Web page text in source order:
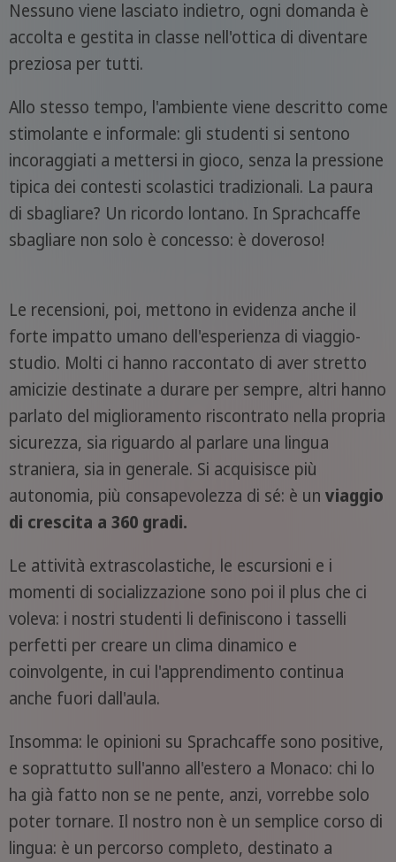
Nessuno viene lasciato indietro, ogni domanda è
accolta e gestita in classe nell'ottica di diventare
preziosa per tutti.
Allo stesso tempo, l'ambiente viene descritto come
stimolante e informale: gli studenti si sentono
incoraggiati a mettersi in gioco, senza la pressione
tipica dei contesti scolastici tradizionali. La paura
di sbagliare? Un ricordo lontano. In Sprachcaffe
sbagliare non solo è concesso: è doveroso!
Le recensioni, poi, mettono in evidenza anche il
forte impatto umano dell'esperienza di viaggio-
studio. Molti ci hanno raccontato di aver stretto
amicizie destinate a durare per sempre, altri hanno
parlato del miglioramento riscontrato nella propria
sicurezza, sia riguardo al parlare una lingua
straniera, sia in generale. Si acquisisce più
autonomia, più consapevolezza di sé: è un viaggio
di crescita a 360 gradi.
Le attività extrascolastiche, le escursioni e i
momenti di socializzazione sono poi il plus che ci
voleva: i nostri studenti li definiscono i tasselli
perfetti per creare un clima dinamico e
coinvolgente, in cui l'apprendimento continua
anche fuori dall'aula.
Insomma: le opinioni su Sprachcaffe sono positive,
e soprattutto sull'anno all'estero a Monaco: chi lo
ha già fatto non se ne pente, anzi, vorrebbe solo
poter tornare. Il nostro non è un semplice corso di
lingua: è un percorso completo, destinato a